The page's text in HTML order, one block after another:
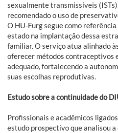
sexualmente transmissíveis
recomendado o uso de
O HU-Furg segue como
estado na implantação dessa
familiar. O serviço atua alinhado
oferecer métodos contraceptivos
adequado, fortalecendo a
suas escolhas reprodutivas.
Estudo sobre a continuidade do
Profissionais e acadêmicos
estudo prospectivo que analisou